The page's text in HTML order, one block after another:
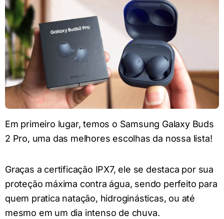
Em primeiro lugar, temos o Samsung Galaxy Buds
2 Pro, uma das melhores escolhas da nossa lista!
Graças a certificação IPX7, ele se destaca por sua
proteção máxima contra água, sendo perfeito para
quem pratica natação, hidroginásticas, ou até
mesmo em um dia intenso de chuva.